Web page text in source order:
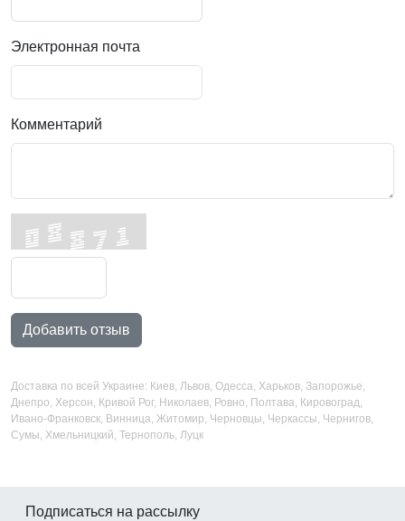
Электронная почта
Комментарий
Добавить отзыв
Доставка по всей Украине: Киев, Львов, Одесса, Харьков, Запорожье,
Днепро, Херсон, Кривой Рог, Николаев, Ровно, Полтава, Кировоград,
Ивано-Франковск, Винница, Житомир, Черновцы, Черкассы, Чернигов,
Сумы, Хмельницкий, Тернополь, Луцк
Подписаться на рассылку